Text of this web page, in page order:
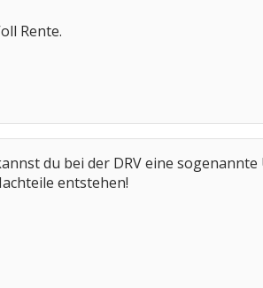
Rente.
du bei der DRV eine
entstehen!